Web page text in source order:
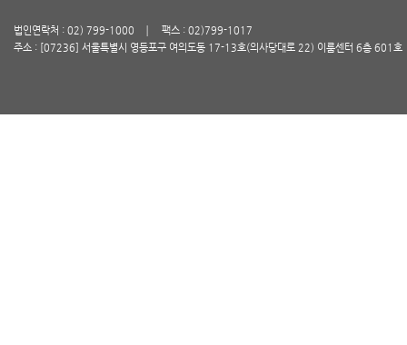
법인연락처 : 02) 799-1000
팩스 : 02)799-1017
주소 : [07236] 서울특별시 영등포구 여의도동 17-13호(의사당대로 22) 이룸센터 6층 601호